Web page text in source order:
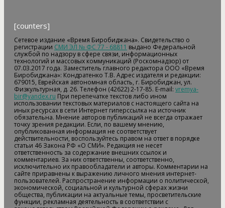
[counters]
Сетевое издание «Время Биробиджана». Свидетельство о
регистрации СМИ ЭЛ № ФС 77 - 68811 выдано Федеральной
службой по надзору в сфере связи, информационных
технологий и массовых коммуникаций (Роскомнадзор) от
07.03.2017 года. Заместитель главного редактора ООО «Время
Биробиджана»: Кондратенко Т.В. Адрес издателя и редакции:
679015, Еврейская автономная область, г. Биробиджан, ул.
Физкультурная, д. 26. Телефон (42622) 2-17-85. E-mail: vremya-
bir@yandex.ru При перепечатке текстов либо ином
использовании текстовых материалов с настоящего сайта на
иных ресурсах в сети Интернет гиперссылка на источник
обязательна. Мнение авторов публикаций не всегда отражает
точку зрения редакции. Если, по вашему мнению,
опубликованная информация не соответствует
действительности, воспользуйтесь правом на ответ в порядке
статьи 46 Закона РФ «О СМИ». Редакция не несет
ответственность за содержание внешних ссылок и
комментариев. За них ответственны, соответственно,
исключительно их правообладатели и авторы. Комментарии на
сайте приравнены к выражению личного мнения интернет-
пользователей. Распространение информации о политической,
экономической, социальной и культурной сферах жизни
общества, публикации на актуальные темы, просветительские
функции, рекламная деятельность в соответствии с